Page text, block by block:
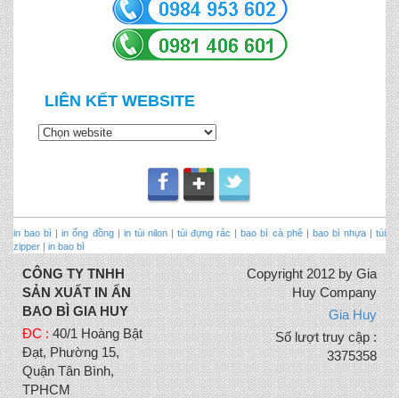
LIÊN KẾT WEBSITE
in bao bì |in ống đồng| in túi nilon|túi đựng rác bao bì cà phê| bao bì nhựa|túi
zipper
in bao bì
CÔNG TY TNHH
SẢN XUẤT IN ẤN
BAO BÌ GIA HUY
ĐC : 40/1 Hoàng Bật
Đạt, Phường 15,
Quận Tân Bình,
TPHCM
Copyright 2012 by Gia
Huy Company
Gia Huy
Số lượt truy cập :
3375358